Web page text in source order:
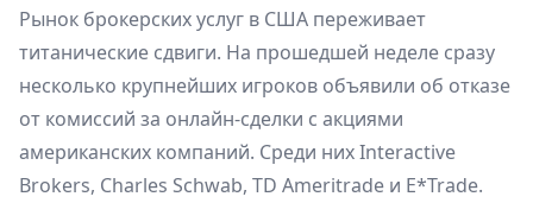
Рынок брокерских услуг в США переживает
титанические сдвиги. На прошедшей неделе сразу
несколько крупнейших игроков объявили об отказе
от комиссий за онлайн-сделки с акциями
американских компаний. Среди них Interactive
Brokers, Charles Schwab, TD Ameritrade и E*Trade.